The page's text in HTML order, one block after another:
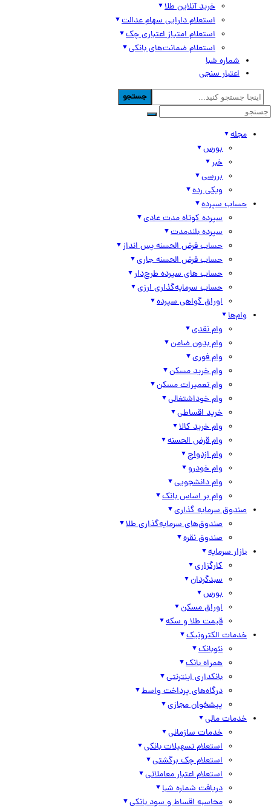
خرید آنلاین طلا
استعلام دارایی سهام عدالت
استعلام امتیاز اعتباری چک
استعلام ضمانت‌های بانکی
شماره شبا
اعتبار سنجی
جستجو
مجله
بورس
خبر
بررسی
ویکی رده
حساب سپرده
سپرده کوتاه مدت عادی
سپرده بلندمدت
حساب قرض الحسنه پس انداز
حساب قرض الحسنه جاری
حساب های سپرده طرح‌دار
حساب سرمایه‌گذاری ارزی
اوراق گواهی سپرده
وام‌ها
وام نقدی
وام بدون ضامن
وام فوری
وام خرید مسکن
وام تعمیرات مسکن
وام خوداشتغالی
خرید اقساطی
وام خرید کالا
وام قرض الحسنه
وام ازدواج
وام خودرو
وام دانشجویی
وام بر اساس بانک
صندوق سرمایه گذاری
صندوق‌های سرمایه‌گذاری طلا
صندوق نقره
بازار سرمایه
کارگزاری
سبدگردان
بورس
اوراق مسکن
قیمت طلا و سکه
خدمات الکترونیک
نئوبانک
همراه بانک
بانکداری اینترنتی
درگاه‌های پرداخت واسط
پیشخوان مجازی
خدمات مالی
خدمات سازمانی
استعلام تسهیلات بانکی
استعلام چک برگشتی
استعلام اعتبار معاملاتی
دریافت شماره شبا
محاسبه اقساط و سود بانکی